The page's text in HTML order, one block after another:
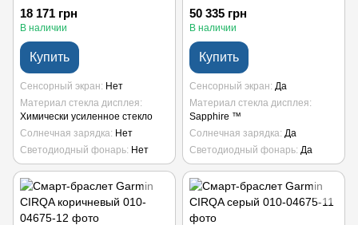
18 171 грн
В наличии
Купить
Сенсорный экран
Нет
Материал стекла дисплея
Химически усиленное стекло
Солнечная зарядка Нет
Светодиодный фонарь Нет
ремешком цвета белого
камня
50 335 грн
В наличии
Купить
Сенсорный экран Да
Материал стекла дисплея
Sapphire ™
Солнечная зарядка Да
Светодиодный фонарь Да